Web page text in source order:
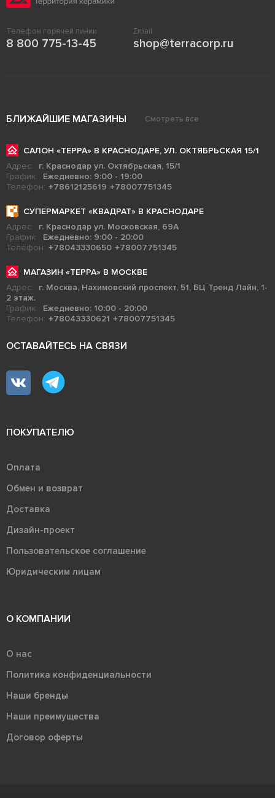
Телефон горячей линии
8 800 775-13-45
Email
shop@terracorp.ru
БЛИЖАЙШИЕ МАГАЗИНЫ Смотреть все
САЛОН «ТЕРРА» В КРАСНОДАРЕ, УЛ. ОКТЯБРЬСКАЯ 15/1
Адрес:
г. Краснодар ул. Октябрьская, 15/1
График:
Ежедневно: 9:00 - 19:00
Телефон: +78612125619 +78007751345
СУПЕРМАРКЕТ «КВАДРАТ» В КРАСНОДАРЕ
Адрес:
г. Краснодар ул. Московская, 69А
График:
Ежедневно: 9:00 - 20:00
Телефон: +78043330650 +78007751345
МАГАЗИН «ТЕРРА» В МОСКВЕ
Адрес:
г. Москва, Нахимовский проспект, 51, БЦ Тренд Лайн, 1-
2 этаж.
График:
Ежедневно: 10:00 - 20:00
Телефон: +78043330621 +78007751345
ОСТАВАЙТЕСЬ НА СВЯЗИ
ПОКУПАТЕЛЮ
Оплата
Обмен и возврат
Доставка
Дизайн-проект
Пользовательское соглашение
Юридическим лицам
О КОМПАНИИ
О нас
Политика конфиденциальности
Наши бренды
Наши преимущества
Договор оферты